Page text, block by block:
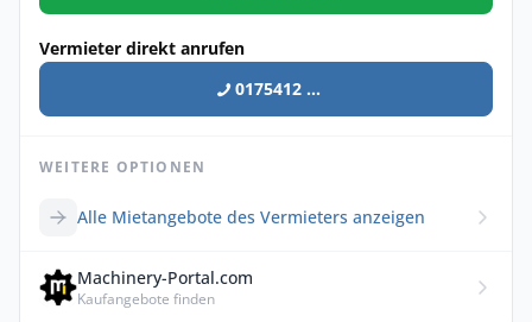
Vermieter direkt anrufen
0175412 ...
WEITERE OPTIONEN
Alle Mietangebote des Vermieters anzeigen
Machinery-Portal.com
Kaufangebote finden